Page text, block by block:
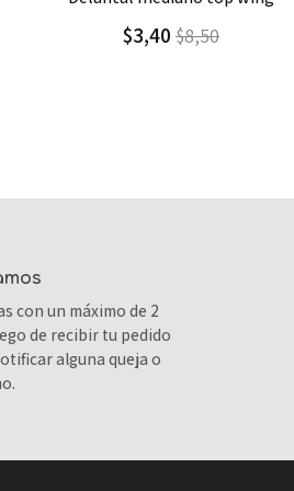
$4,10 $6,84
con un máximo de 2
de recibir tu pedido
alguna queja o